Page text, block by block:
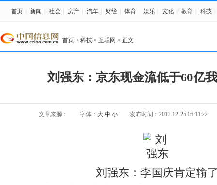
首页 新闻 社会 房产 汽车 财经 体育 娱乐 文化 教育 科技
首页 > 科技 > 互联网 > 正文
刘强东：京东现金流低于60亿
文章来源： 字体： 大 中 小 发布时间：2013-12-25 16:11:22
刘强东：李国庆肯定输